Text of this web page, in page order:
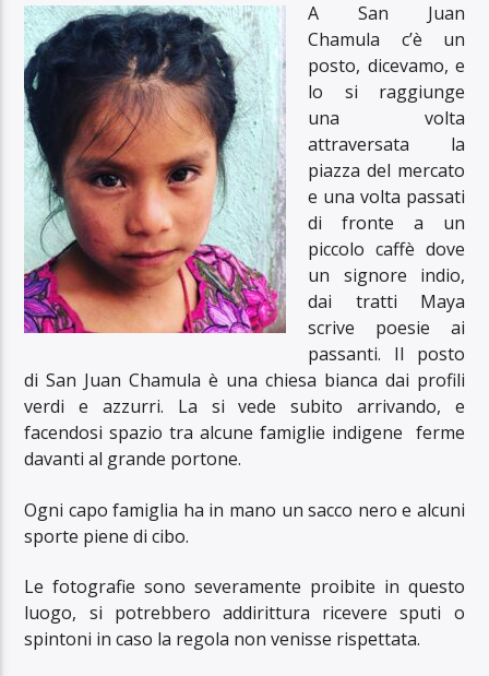
A San Juan
Chamula c’è un
posto, dicevamo, e
lo si raggiunge
una volta
attraversata la
piazza del mercato
e una volta passati
di fronte a un
piccolo caffè dove
un signore indio,
dai tratti Maya
scrive poesie ai
passanti. Il posto
di San Juan Chamula è una chiesa bianca dai profili
verdi e azzurri. La si vede subito arrivando, e
facendosi spazio tra alcune famiglie indigene ferme
davanti al grande portone.
Ogni capo famiglia ha in mano un sacco nero e alcuni
sporte piene di cibo.
Le fotografie sono severamente proibite in questo
luogo, si potrebbero addirittura ricevere sputi o
spintoni in caso la regola non venisse rispettata.